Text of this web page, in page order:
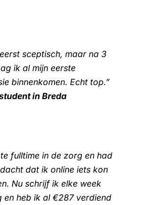
sceptisch, maar na 3
ik al mijn eerste
binnenkomen. Echt top.”
in Breda
fulltime in de zorg en had
dat ik online iets kon
Nu schrijf ik elke week
en heb ik al €287 verdiend